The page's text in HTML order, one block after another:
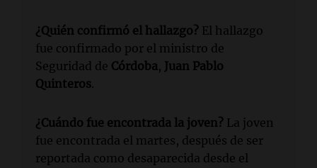
¿Quién confirmó el hallazgo? El hallazgo
fue confirmado por el ministro de
Seguridad de Córdoba, Juan Pablo
Quinteros.
¿Cuándo fue encontrada la joven? La joven
fue encontrada el martes, después de ser
reportada como desaparecida desde el